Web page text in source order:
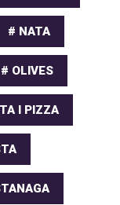
# NATA
# OLIVES
I PIZZA